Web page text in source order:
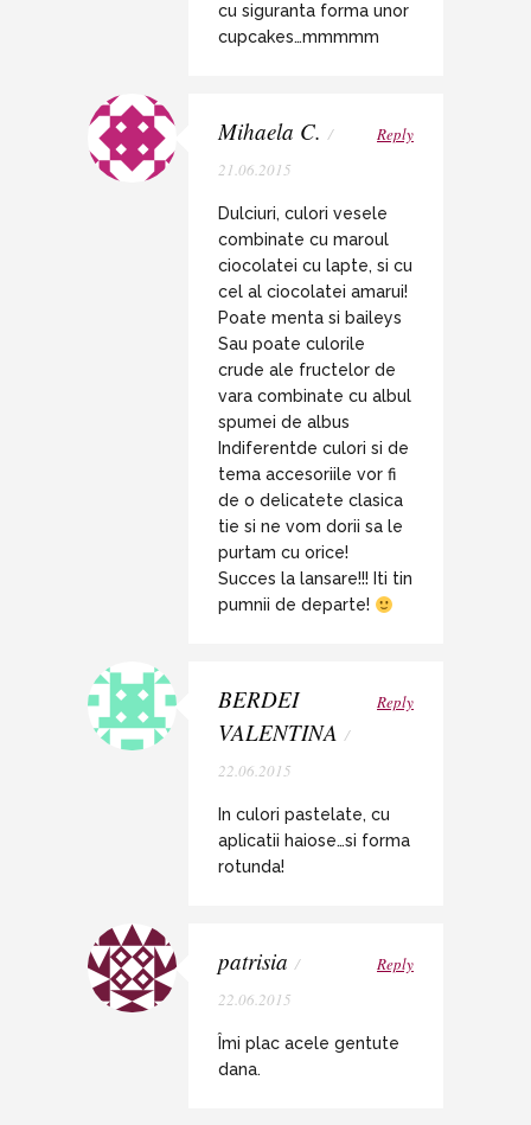
cu siguranta forma unor
cupcakes…mmmmm
Mihaela C. /
21.06.2015
Reply
Dulciuri, culori vesele
combinate cu maroul
ciocolatei cu lapte, si cu
cel al ciocolatei amarui!
Poate menta si baileys
Sau poate culorile
crude ale fructelor de
vara combinate cu albul
spumei de albus
Indiferentde culori si de
tema accesoriile vor fi
de o delicatete clasica
tie si ne vom dorii sa le
purtam cu orice!
Succes la lansare!!! Iti tin
pumnii de departe!
BERDEI
VALENTINA /
22.06.2015
Reply
In culori pastelate, cu
aplicatii haiose…si forma
rotunda!
patrisia /
22.06.2015
Reply
Îmi plac acele gentute
dana.